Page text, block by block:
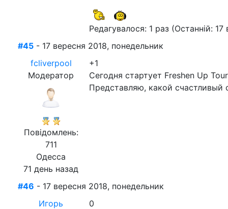
Редагувалося: 1 раз (Останній:
#45 - 17 вересня 2018, понедельник
fcliverpool
Модератор
Повідомлень:
711
Одесса
71 день назад
+1
Сегодня стартует Freshen Up
Представляю, какой счастливый
#46 - 17 вересня 2018, понедельник
Игорь
0